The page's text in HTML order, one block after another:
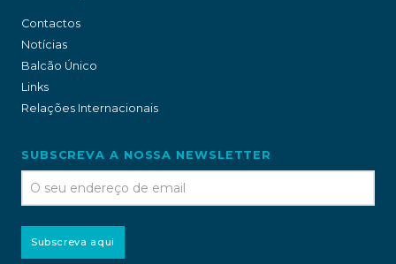
Contactos
Notícias
Balcão Único
Links
Relações Internacionais
SUBSCREVA A NOSSA NEWSLETTER
Subscreva aqui